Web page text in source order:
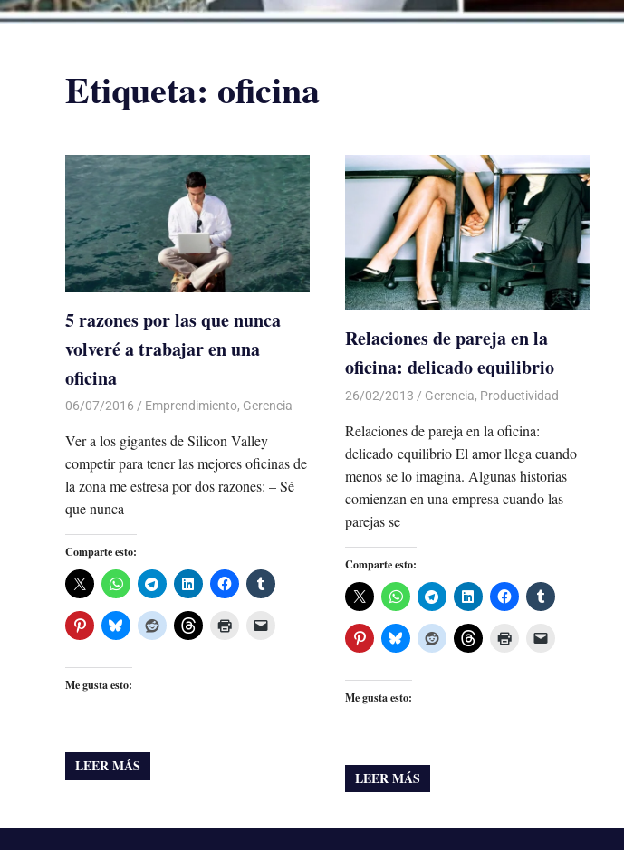
Etiqueta: oficina
5 razones por las que nunca
volveré a trabajar en una
oficina
06/07/2016 Luis Castellanos
Emprendimiento, Gerencia
Ver a los gigantes de Silicon Valley
competir para tener las mejores oficinas de
la zona me estresa por dos razones: – Sé
que nunca
Comparte esto:
Me gusta esto:
LEER MÁS
Relaciones de pareja en la
oficina: delicado equilibrio
26/02/2013 Luis Castellanos
Gerencia, Productividad
Relaciones de pareja en la oficina:
delicado equilibrio El amor llega cuando
menos se lo imagina. Algunas historias
comienzan en una empresa cuando las
parejas se
Comparte esto:
Me gusta esto:
LEER MÁS